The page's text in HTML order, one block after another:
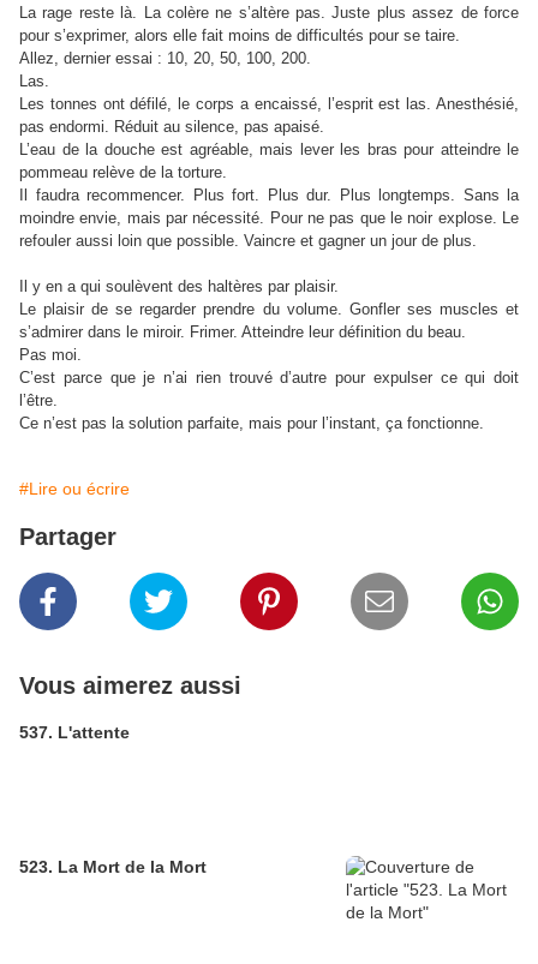
La rage reste là. La colère ne s’altère pas. Juste plus assez de force
pour s’exprimer, alors elle fait moins de difficultés pour se taire.
Allez, dernier essai : 10, 20, 50, 100, 200.
Las.
Les tonnes ont défilé, le corps a encaissé, l’esprit est las. Anesthésié,
pas endormi. Réduit au silence, pas apaisé.
L’eau de la douche est agréable, mais lever les bras pour atteindre le
pommeau relève de la torture.
Il faudra recommencer. Plus fort. Plus dur. Plus longtemps. Sans la
moindre envie, mais par nécessité. Pour ne pas que le noir explose. Le
refouler aussi loin que possible. Vaincre et gagner un jour de plus.
Il y en a qui soulèvent des haltères par plaisir.
Le plaisir de se regarder prendre du volume. Gonfler ses muscles et
s’admirer dans le miroir. Frimer. Atteindre leur définition du beau.
Pas moi.
C’est parce que je n’ai rien trouvé d’autre pour expulser ce qui doit
l’être.
Ce n’est pas la solution parfaite, mais pour l’instant, ça fonctionne.
#Lire ou écrire
Partager
Vous aimerez aussi
537. L'attente
523. La Mort de la Mort